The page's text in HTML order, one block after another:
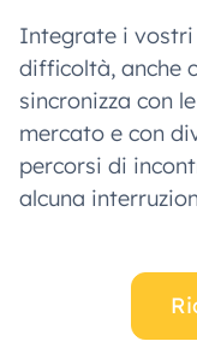
Integrate i vostri
difficoltà, anche
sincronizza con
mercato e con
percorsi di
alcuna